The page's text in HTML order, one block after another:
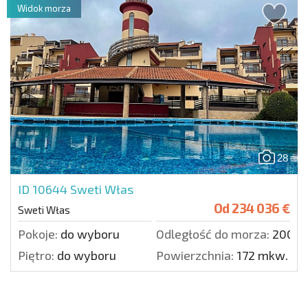
28
ID 10644 Sweti Włas
Sweti Włas Od 234 036 €
Pokoje: do wyboru Odległość do morza: 200
Piętro: do wyboru Powierzchnia: 172 mkw.
Widok morza